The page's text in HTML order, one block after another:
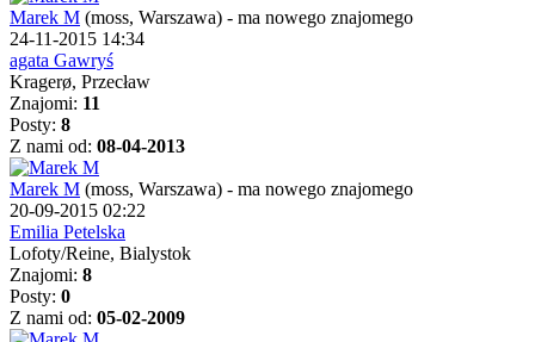
Marek M (moss, Warszawa) - ma nowego znajomego
24-11-2015 14:34
agata Gawryś
Kragerø, Przecław
Znajomi: 11
Posty: 8
Z nami od: 08-04-2013
Marek M (moss, Warszawa) - ma nowego znajomego
20-09-2015 02:22
Emilia Petelska
Lofoty/Reine, Bialystok
Znajomi: 8
Posty: 0
Z nami od: 05-02-2009